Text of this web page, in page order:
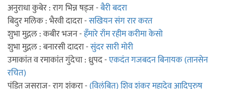
अनुराधा कुबेर : राग भिन्न षड्ज -बैरी बदरा
बिदुर मलिक : भैरवी दादरा -सखियन संग रार करत
शुभा मुद्गल : कबीर भजन -हँमारे राँम रहीम करीमा केसो
शुभा मुद्गल : बनारसी दादरा -सुंदर सारी मोरी
उमाकांत व रमाकांत गुंदेचा : ध्रुपद -एकदंत गजबदन बिनायक (तानसेन
रचित)
पंडित जसराज- राग शंकरा -(विलंबित) शिव शंकर महादेव आदिपुरुष